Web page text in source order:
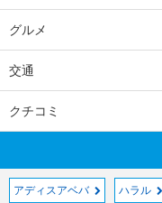
グルメ
交通
クチコミ
アディスアベバ ハラル